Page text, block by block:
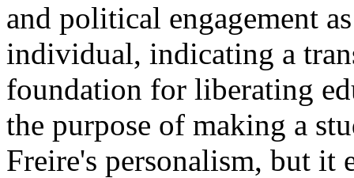
and political engagement
individual, indicating a
foundation for liberating
the purpose of making a
Freire's personalism, but it